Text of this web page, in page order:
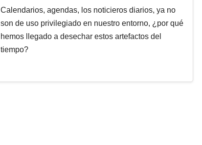
Calendarios, agendas, los noticieros diarios, ya no
son de uso privilegiado en nuestro entorno, ¿por qué
hemos llegado a desechar estos artefactos del
tiempo?